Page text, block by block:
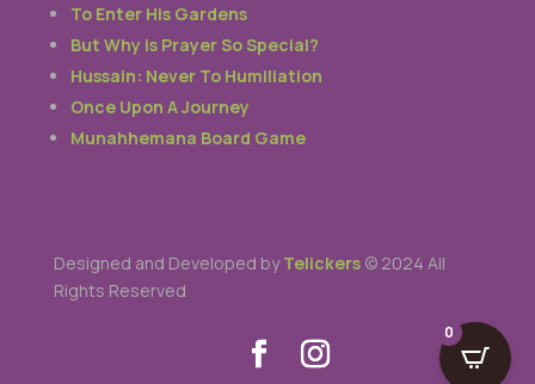
To Enter His Gardens
But Why is Prayer So Special?
Hussain: Never To Humiliation
Once Upon A Journey
Munahhemana Board Game
Designed and Developed byTelickers© 2024 All
Rights Reserved
0